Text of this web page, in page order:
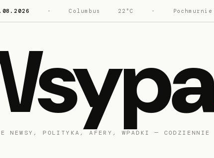
· Columbus 22°C · Pochmurnie
NEWSY, POLITYKA, AFERY, WPADKI — CODZIENNIE